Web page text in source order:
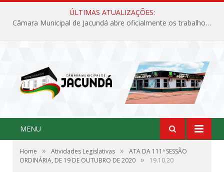
ÚLTIMAS ATUALIZAÇÕES:
Câmara Municipal de Jacundá abre oficialmente os trabalhos legislativos de 2026
MENU
Home » Atividades Legislativas »
ATA DA 111ª SESSÃO
ORDINÁRIA, DE 19 DE OUTUBRO DE 2020 » 19.10.20